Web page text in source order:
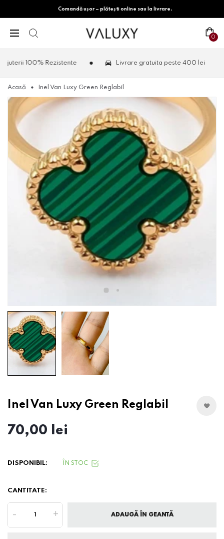
Comandă ușor – plătești online sau la livrare.
0
100% Rezistente Livrare gratuita peste 400 lei
Acasă Inel Van Luxy Green Reglabil
Inel Van Luxy Green Reglabil
70,00 lei
DISPONIBIL: ÎN STOC
CANTITATE:
- + ADAUGĂ ÎN GEANTĂ